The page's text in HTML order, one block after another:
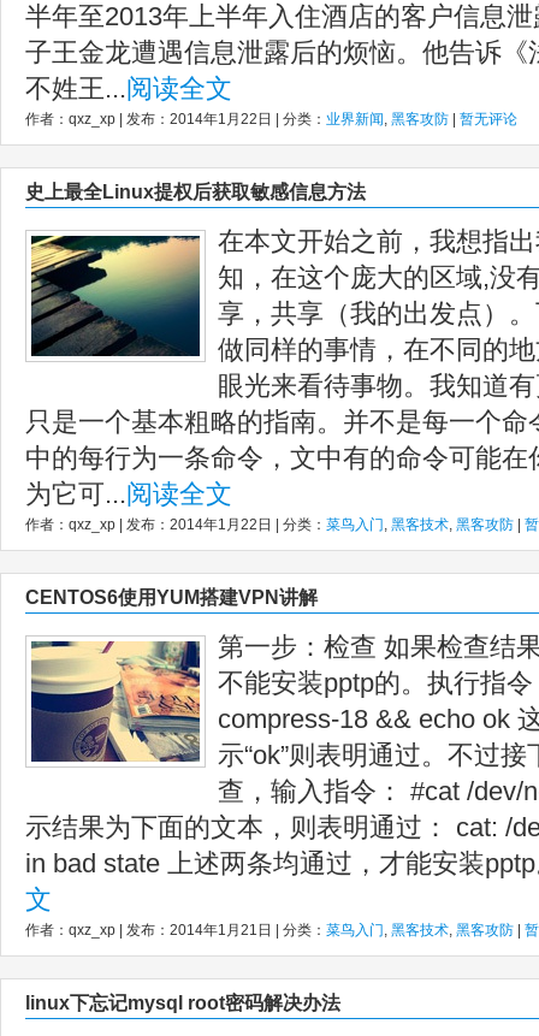
半年至2013年上半年入住酒店的客户信息
子王金龙遭遇信息泄露后的烦恼。他告诉
不姓王...阅读全文
作者：qxz_xp | 发布：2014年1月22日 | 分类： 业界新闻, 黑客攻防 暂无评论
史上最全Linux提权后获取敏感信息方法
在本文开始之前，我想指
知，在这个庞大的区域,没
享，共享（我的出发点）
做同样的事情，在不同的
眼光来看待事物。我知道
只是一个基本粗略的指南。并不是每一个
中的每行为一条命令，文中有的命令可能
为它可...阅读全文
作者：qxz_xp | 发布：2014年1月22日 | 分类： 菜鸟入门, 黑客技术, 黑客攻防
CENTOS6使用YUM搭建VPN讲解
第一步：检查 如果检查结
不能安装pptp的。执行指
compress-18 && echo ok
示“ok”则表明通过。不过
查，输入指令： #cat /dev/
示结果为下面的文本，则表明通过： cat: /
in bad state 上述两条均通过，才能安装
文
作者：qxz_xp | 发布：2014年1月21日 | 分类： 菜鸟入门, 黑客技术, 黑客攻防
linux下忘记mysql root密码解决办法